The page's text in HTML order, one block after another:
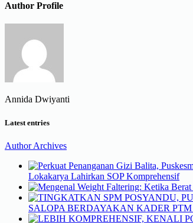
Author Profile
Annida Dwiyanti
Latest entries
Author Archives
Lokakarya Lahirkan SOP Komprehensif
SALOPA BERDAYAKAN KADER